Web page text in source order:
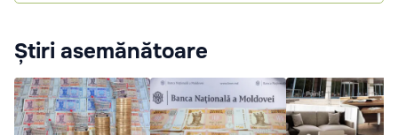
Știri asemănătoare